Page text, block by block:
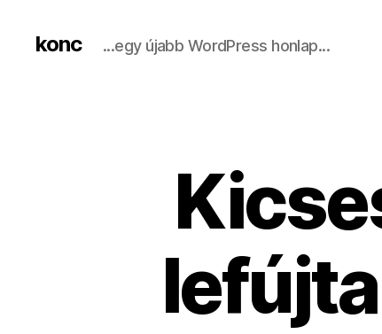
konc ...egy újabb WordPress honlap...